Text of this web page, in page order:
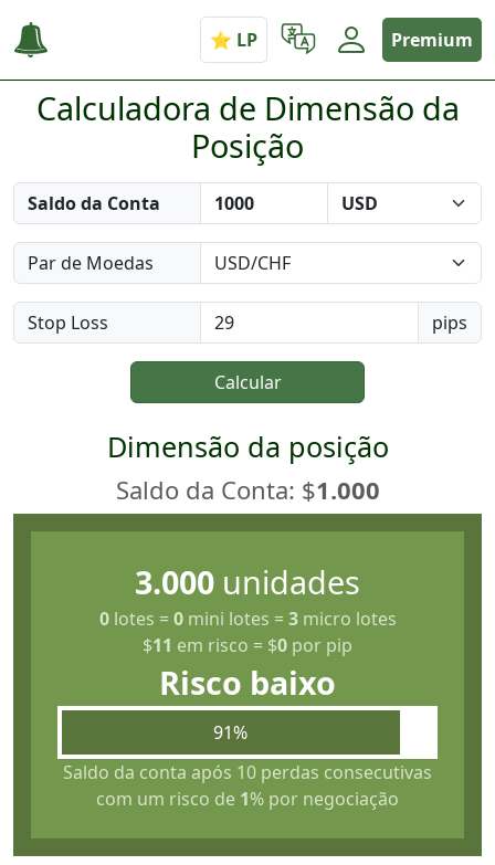
Premium
Calculadora de Dimensão da
Posição
Saldo da Conta
Par de Moedas
Stop Loss pips
Calcular
Dimensão da posição
Saldo da Conta: $1.000
3.000 unidades
0lotes =0mini lotes =3micro lotes
$11 em risco = $0 por pip
Risco baixo
91%
Saldo da conta após 10 perdas consecutivas
com um risco de 1% por negociação